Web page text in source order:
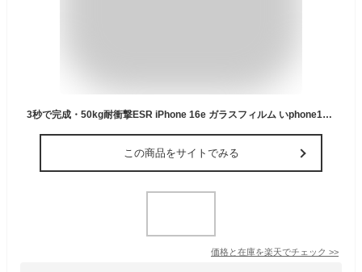
3秒で完成・50kg耐衝撃ESR iPhone 16e ガラスフィルム いphone14/13/13 Pro ガラスフィルム 3枚入り 9H強化ガラスフィルム 貼付け簡 自動吸着 phone16e 保護フィルム 指紋防止 浮き/気泡無し iPhone 16e フィルム 軍事規格飛散防止 高耐久 自動除塵 簡単取り付けツール付き
この商品をサイトでみる
価格と在庫を楽天でチェック >>